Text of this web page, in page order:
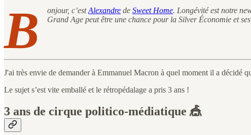
B onjour, c’estAlexandre de Sweet Home. Longévité est notre
Grand Age peut être une chance pour la Silver Économie et
J'ai très envie de demander à Emmanuel Macron à quel moment il a décidé
Le sujet s’est vite emballé et le rétropédalage a pris 3 ans !
3 ans de cirque politico-médiatique 🎪